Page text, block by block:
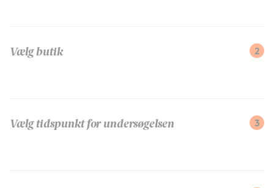
2
Vælg butik
3
Vælg tidspunkt for undersøgelsen